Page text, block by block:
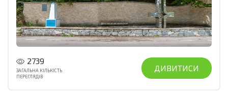
2739
ЗАГАЛЬНА КІЛЬКІСТЬ
ПЕРЕГЛЯДІВ
ДИВИТИСИ